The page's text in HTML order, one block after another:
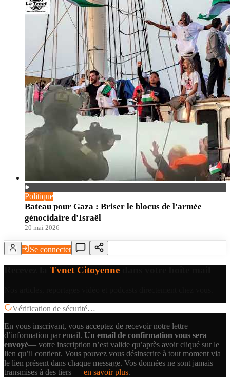
Politique
Bateau pour Gaza : Briser le blocus de l'armée
génocidaire d'Israël
20 mai 2026
Se connecter
Tvnet Citoyenne
Vérification de sécurité…
En vous inscrivant, vous acceptez de recevoir notre lettre
d’information par email. Un email de confirmation vous sera
envoyé— votre inscription n’est valide qu’après avoir cliqué sur le
lien qu’il contient. Vous pouvez vous désinscrire à tout moment via
le lien présent dans chaque message. Vos données ne sont jamais
transmises à des tiers — en savoir plus.